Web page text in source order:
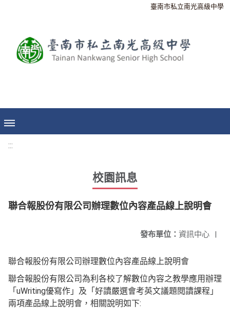
臺南市私立南光高級中學
:::
校園訊息
聯合報股份有限公司辦理數位內容產品線上說明會
發布單位： 資訊中心 |
聯合報股份有限公司辦理數位內容產品線上說明會
聯合報股份有限公司為利各校了解數位內容之教學應用辦理
「uWriting優寫作」及「好讀嚴選會考英文議題閱讀課程」
兩項產品線上說明會，相關說明如下: